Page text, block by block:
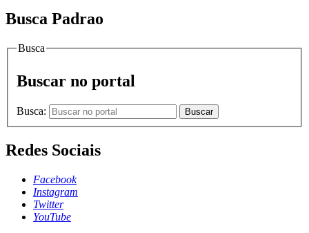
Busca Padrao
Busca
Buscar no portal
Busca: Buscar
Redes Sociais
Facebook
Instagram
Twitter
YouTube